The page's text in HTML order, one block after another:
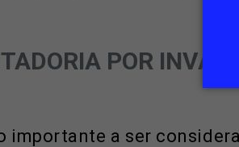
POR
importante a ser